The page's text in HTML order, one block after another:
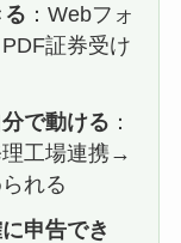
：Webフォ
証券受け
で動ける ：
工場連携→
れる
申告でき